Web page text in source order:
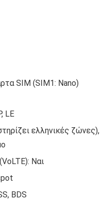
SIM (SIM1: Nano)
LE
ελληνικές ζώνες),
Ναι
BDS